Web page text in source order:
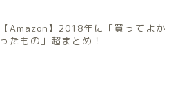
【Amazon】2018年に「買ってよか
ったもの」超まとめ！